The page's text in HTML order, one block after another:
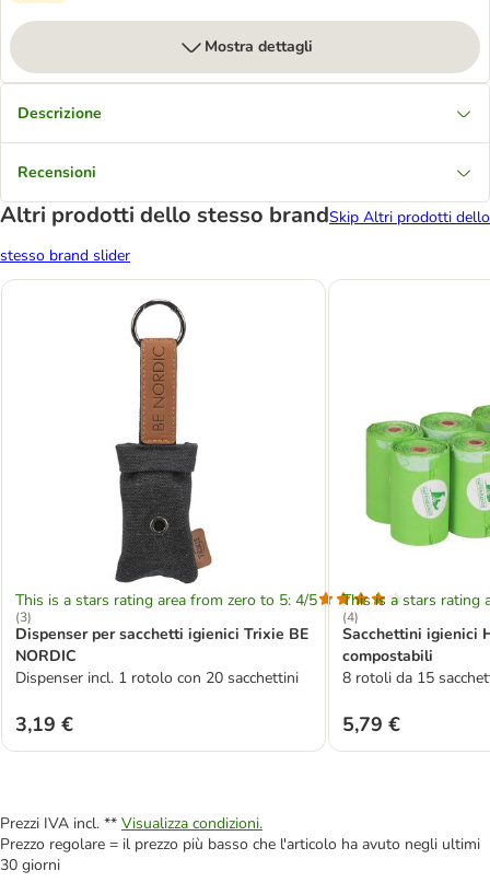
Mostra dettagli
Descrizione
Recensioni
Altri prodotti dello stesso brandSkip Altri prodotti dello
stesso brand slider
This is a stars rating area from zero to 5: 4/5
(3)
Dispenser per sacchetti igienici Trixie BE
NORDIC
Dispenser incl. 1 rotolo con 20 sacchettini
3,19 €
This is a stars rating
(4)
Sacchettini igienici
compostabili
8 rotoli da 15
5,79 €
Prezzi IVA incl. ** Visualizza condizioni.
Prezzo regolare = il prezzo più basso che l'articolo ha avuto negli ultimi
30 giorni